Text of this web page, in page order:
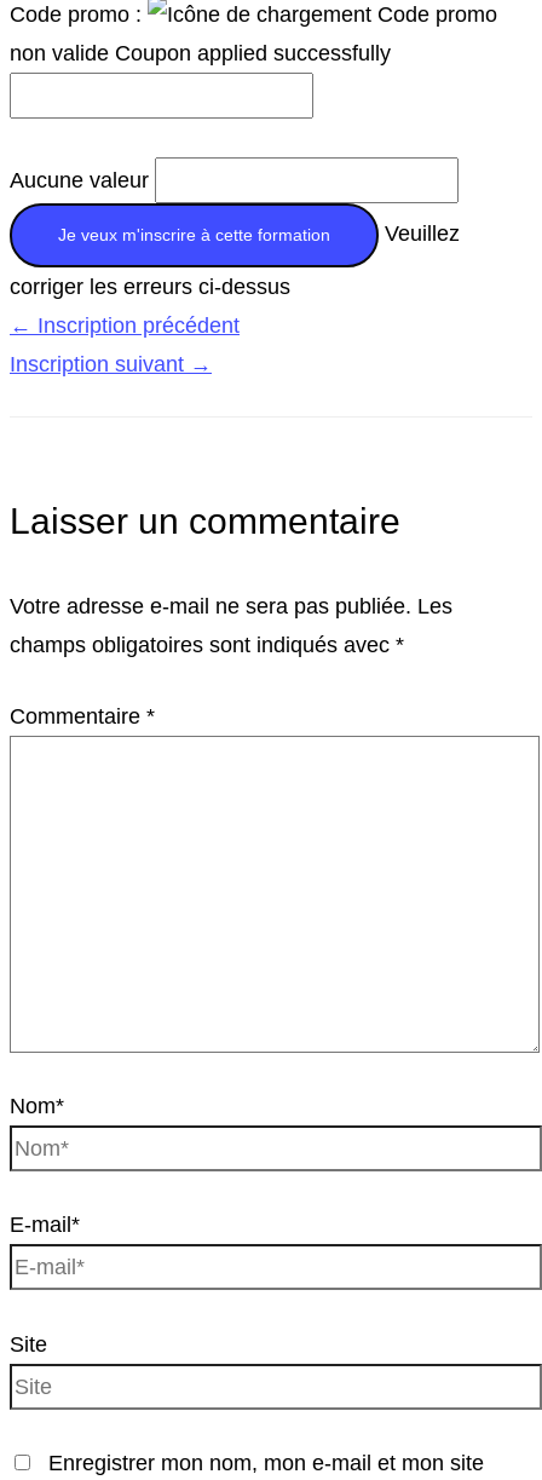
Code promo :
Code promo
non valide Coupon applied successfully
Aucune valeur
Veuillez
corriger les erreurs ci-dessus
← Inscription précédent
Inscription suivant →
Laisser un commentaire
Votre adresse e-mail ne sera pas publiée. Les
champs obligatoires sont indiqués avec *
Commentaire *
Nom*
E-mail*
Site
Enregistrer mon nom, mon e-mail et mon site